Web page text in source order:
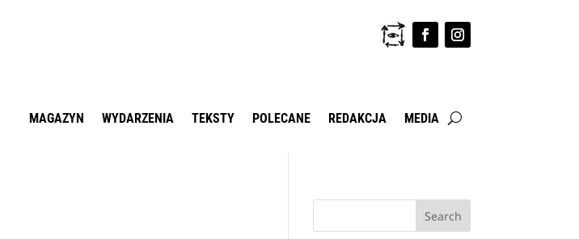
MAGAZYN WYDARZENIA TEKSTY POLECANE REDAKCJA MEDIA
Search